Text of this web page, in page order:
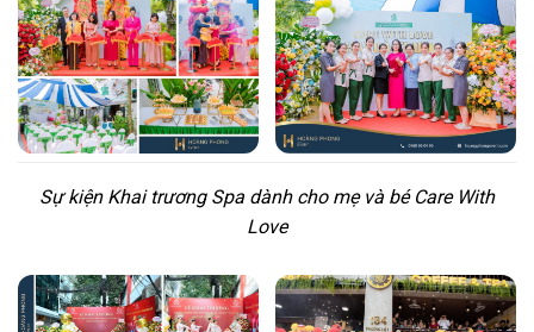
Sự kiện Khai trương Spa dành cho mẹ và bé Care With
Love